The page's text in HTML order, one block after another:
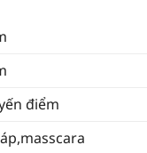
điểm